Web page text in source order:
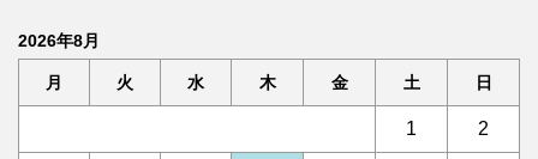
2026年8月
月 火 水 木 金 土 日
1 2